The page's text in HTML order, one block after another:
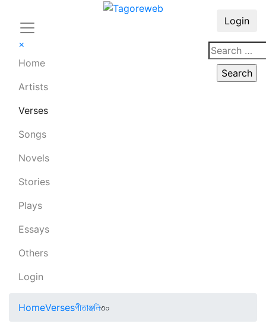
×
Home
Artists
Verses
Songs
Novels
Stories
Plays
Essays
Others
Login
Login
HomeVersesগীতাঞ্জলি৩০